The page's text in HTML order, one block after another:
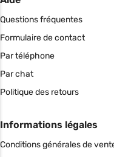
Questions fréquentes
Formulaire de contact
Par téléphone
Par chat
Politique des retours
Informations légales
Conditions générales de